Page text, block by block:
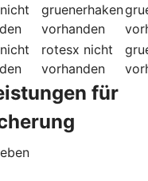
nicht
gruenerhaken
vorhanden
nicht
rotesx nicht
vorhanden
für